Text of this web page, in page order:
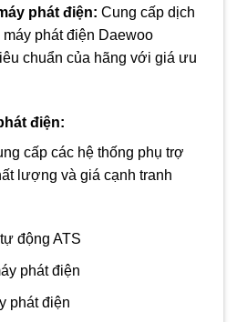
phát điện: Cung cấp dịch
phát điện Daewoo
chuẩn của hãng với giá ưu
điện:
cấp các hệ thống phụ trợ
lượng và giá cạnh tranh
động ATS
phát điện
phát điện